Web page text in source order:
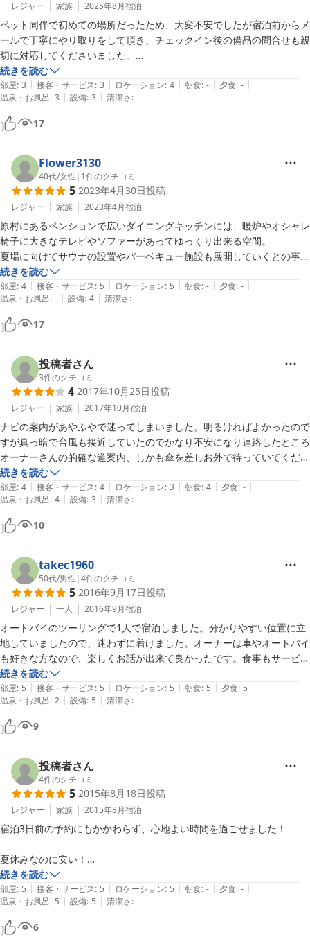
レジャー 家族 2025年8月宿泊
ペット同伴で初めての場所だったため、大変不安でしたが宿泊前からメ
ールで丁寧にやり取りをして頂き、チェックイン後の備品の問合せも親
切に対応してくださいました。
貸切なので生活音など気にすることなく過ごせました。駐車スペースは
車4台が楽に停められ、お店や温泉、公園も、車で30分以内と好立地
で、好きな物を調理して食べれるのは楽しかったです。
洗濯乾燥機、製氷機が使えたのは助かりました。風呂やトイレ、各部屋
は清潔で使いやすくきれいでした。
気になった点は、清掃しようのないリビングのソファー・カーペットの
においと、キッチンが暗かったことです。
トータルはとても気に入っており、家族の夏の思い出の場所に選んで良
かったです。
続きを読む
部屋: 3 | 接客・サービス: 3 | ロケーション: 4 | 朝食: - | 夕食: - |
温泉・お風呂: 3 | 設備: 3 | 清潔さ: -
17
Flower3130
40代/女性 | 1件のクチコミ
5 2023年4月30日投稿
レジャー 家族 2023年4月宿泊
原村にあるペンションで広いダイニングキッチンには、暖炉やオシャレ
椅子に大きなテレビやソファーがあってゆっくり出来る空間。
夏場に向けてサウナの設置やバーベキュー施設も展開していくとの事な
ので楽しみで仕方ない！
お風呂は今回工事中で近くの温泉施設を利用したけど、その温泉はぬる
っとした泉質ですごく気持ち良かった。
ちなみに、現在家族風呂を作られていて広そうなので次回は利用したい
なと。
お部屋は、ペンションって感じだけどなかなか寝心地の良い寝具に湿気
など一切感じず空気も美味しいのでゆっくり寝れる。
あっ、洗面台やトイレは共有で使う感じ。
最後に周辺には美味しいご飯屋さんがあるし歩いて行けるお散歩コース
もあり、夜は星空が綺麗。
ゆっくり過ごすのにお勧め！
管理人のなおさんも親切だし、看板犬10ヶ月の茶色のチワワのしずく
ちゃんも人懐こくて可愛いくて癒ししかない。
観光場所やご飯屋さんにお土産屋さんなど気軽に相談出来るし、全て満
足出来、良い時間を過ごせました。
ペンションでも事前に相談すれば、美味しい和食やコース料理なども堪
能できるそうなので、飲みたい方や夜の運転が不安な方も安心。
また、夏にお邪魔したいなと思います！
ありがとうございました。
続きを読む
部屋: 4 | 接客・サービス: 5 | ロケーション: 5 | 朝食: - | 夕食: - |
温泉・お風呂: - | 設備: 4 | 清潔さ: -
17
投稿者さん
3件のクチコミ
4 2017年10月25日投稿
レジャー 家族 2017年10月宿泊
ナビの案内があやふやで迷ってしまいました。明るければよかったので
すが真っ暗で台風も接近していたのでかなり不安になり連絡したところ
オーナーさんの的確な道案内、しかも傘を差しお外で待っていてくださ
って。
古くからの常連のお客様が（男性のみ）物静かで親切な方たちで女二
人　安心して休めました。
床暖房はほっとするぬくもりでお掃除の行き届いた落ち着けるお部屋、
次は景色が楽しめる天候の時に伺いたいと思います。
続きを読む
部屋: 4 | 接客・サービス: 4 | ロケーション: 3 | 朝食: 4 | 夕食: - |
温泉・お風呂: 4 | 設備: 3 | 清潔さ: -
10
takec1960
50代/男性 |4件のクチコミ
5 2016年9月17日投稿
レジャー 一人 2016年9月宿泊
オートバイのツーリングで1人で宿泊しました。分かりやすい位置に立
地していましたので、迷わずに着けました。オーナーは車やオートバイ
も好きな方なので、楽しくお話が出来て良かったです。食事もサービス
も良くて満足出来ました。風呂の洗い場が狭かったのは少し不満でし
た。蓼科方面や八ヶ岳方面にも近くていいです。また機会が有れば
宿泊したいと思いました。
続きを読む
部屋: 5 | 接客・サービス: 5 | ロケーション: 5 | 朝食: 5 | 夕食: 5 |
温泉・お風呂: 2 | 設備: 5 | 清潔さ: -
9
投稿者さん
4件のクチコミ
5 2015年8月18日投稿
レジャー 家族 2015年8月宿泊
宿泊3日前の予約にもかかわらず、心地よい時間を過ごせました！
夏休みなのに安い！
あまりの安さに何も期待せずに、行ったのに・・・ご主人は良い人だ
し、お風呂は気持ち良いし、トイレットペーパーはふかふかだしwww.
大満足！また是非行きたいです。
続きを読む
部屋: 5 | 接客・サービス: 5 | ロケーション: 5 | 朝食: - | 夕食: - |
温泉・お風呂: 5 | 設備: 5 | 清潔さ: -
6